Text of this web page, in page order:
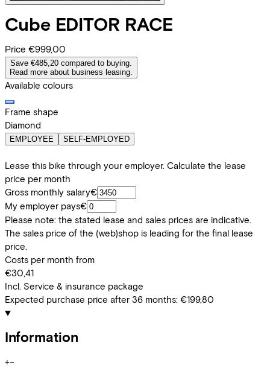
Cube EDITOR RACE
Price €999,00
Save €485,20 compared to buying.
Read more about business leasing.
Available colours
Frame shape
Diamond
EMPLOYEE SELF-EMPLOYED
Lease this bike through your employer. Calculate the lease
price per month
Gross monthly salary€
My employer pays€
Please note: the stated lease and sales prices are indicative.
The sales price of the (web)shop is leading for the final lease
price.
Costs per month from
€30,41
Incl. Service & insurance package
Expected purchase price after 36 months: €199,80
Information
+−